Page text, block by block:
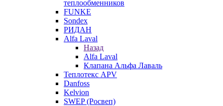
теплообменников
FUNKE
Sondex
РИДАН
Alfa Laval
Назад
Alfa Laval
Клапана Альфа Лаваль
Теплотекс APV
Danfoss
Kelvion
SWEP (Росвеп)